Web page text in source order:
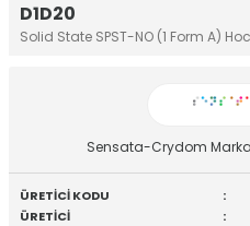
D1D20
Solid State SPST-NO (1 Form A)
Sensata-Crydom
ÜRETİCİ KODU :
ÜRETİCİ :